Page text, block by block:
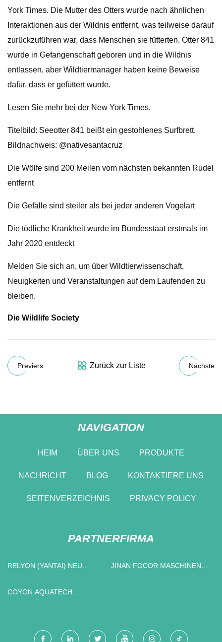
York Times. Die Mutter des Otters wurde nach ähnlichen
Interaktionen aus der Wildnis entfernt, was teilweise darauf
zurückzuführen war, dass Menschen sie fütterten. Otter 841
wurde in Gefangenschaft geboren und in die Wildnis
entlassen, aber Wildtiermanager haben keine Beweise
dafür, dass er gefüttert wurde.
Lesen Sie mehr bei der New York Times.
Titelbild: Seeotter 841 beißt ein gestohlenes Surfbrett.
Bildnachweis: @nativesantacruz
Die Wölfe sind 200 Meilen vom nächsten bekannten Rudel
entfernt
Die Gefälle sind steiler als bei jeder anderen Vogelart
Die tödliche Krankheit wurde im Bundesstaat erstmals im
Jahr 2020 entdeckt
Melden Sie sich an, um über Wildtierwissenschaft,
Neuigkeiten und Veranstaltungen auf dem Laufenden zu
bleiben.
Die Wildlife Society
Previers Zurück zur Liste Nächste
NAVIGATION
HEIM ÜBER UNS PRODUKTE
NACHRICHT BLOG KONTAKTIERE UNS
SEITENVERZEICHNIS PRIVACY POLICY
PARTNERFIRMA
RELYON (YANTAI) NEU
JINAN FOCOR MASCHINEN
COYON AQUATECH